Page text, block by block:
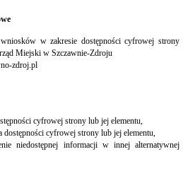
w zakresie dostępności cyfrowej strony
Miejski w Szczawnie-Zdroju
zdroj.pl
cyfrowej strony lub jej elementu,
dostępności cyfrowej strony lub jej elementu,
niedostępnej informacji w innej alternatywnej